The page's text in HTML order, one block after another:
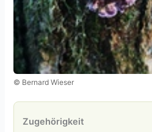
© Bernard Wieser
Zugehörigkeit